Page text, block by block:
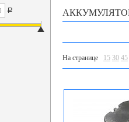
Р
На странице 15 30 45